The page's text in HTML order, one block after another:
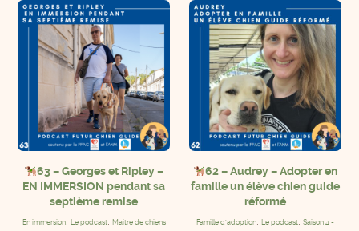
63 – Georges et Ripley –
EN IMMERSION pendant sa
septième remise
En immersion, Le podcast, Maitre de chiens
62 – Audrey – Adopter en
famille un élève chien guide
réformé
Famille d'adoption, Le podcast, Saison 4 -